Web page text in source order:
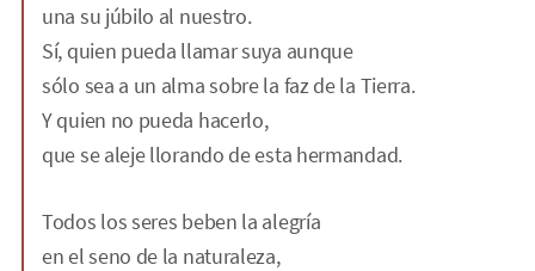
una su júbilo al nuestro.
Sí, quien pueda llamar suya aunque
sólo sea a un alma sobre la faz de la Tierra.
Y quien no pueda hacerlo,
que se aleje llorando de esta hermandad.
Todos los seres beben la alegría
en el seno de la naturaleza,